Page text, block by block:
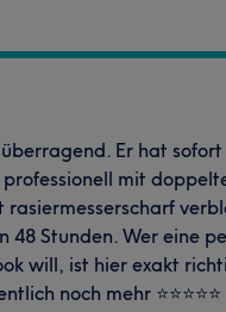
Er hat sofort
mit
48 Stunden. Wer eine
will, ist hier exakt
noch mehr ⭐️⭐️⭐️⭐️⭐️